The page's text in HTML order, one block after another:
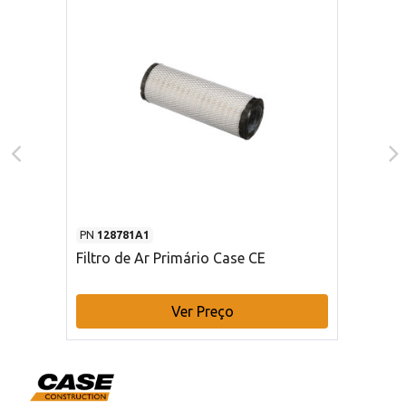
PN 128781A1
Filtro de Ar Primário Case CE
Ver Preço